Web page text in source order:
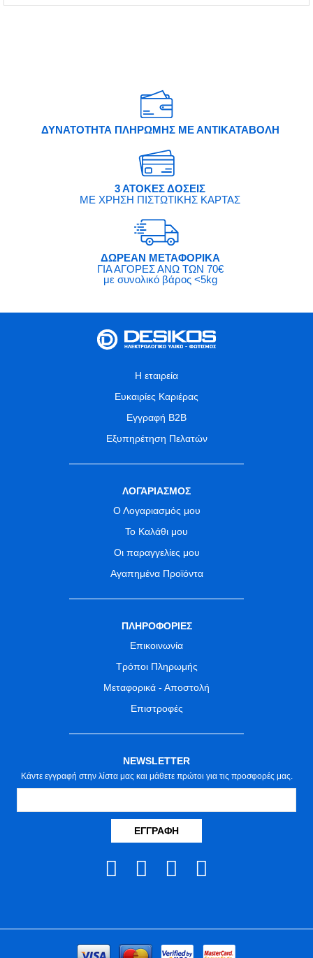
ΔΥΝΑΤΟΤΗΤΑ ΠΛΗΡΩΜΗΣ ΜΕ ΑΝΤΙΚΑΤΑΒΟΛΗ
3 ΑΤΟΚΕΣ ΔΟΣΕΙΣ
ΜΕ ΧΡΗΣΗ ΠΙΣΤΩΤΙΚΗΣ ΚΑΡΤΑΣ
ΔΩΡΕΑΝ ΜΕΤΑΦΟΡΙΚΑ
ΓΙΑ ΑΓΟΡΕΣ ΑΝΩ ΤΩΝ 70€
με συνολικό βάρος <5kg
Η εταιρεία
Ευκαιρίες Καριέρας
Εγγραφή B2B
Εξυπηρέτηση Πελατών
ΛΟΓΑΡΙΑΣΜΟΣ
Ο Λογαριασμός μου
Το Καλάθι μου
Οι παραγγελίες μου
Αγαπημένα Προϊόντα
ΠΛΗΡΟΦΟΡΙΕΣ
Επικοινωνία
Τρόποι Πληρωμής
Μεταφορικά - Αποστολή
Επιστροφές
NEWSLETTER
Κάντε εγγραφή στην λίστα μας και μάθετε πρώτοι για τις προσφορές μας.
ΕΓΓΡΑΦΉ